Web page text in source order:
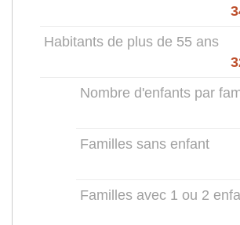
Habitants de plus de 55 ans
Nombre d'enfants par
Familles sans enfant
Familles avec 1 ou 2